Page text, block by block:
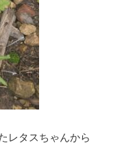
レタスちゃんから